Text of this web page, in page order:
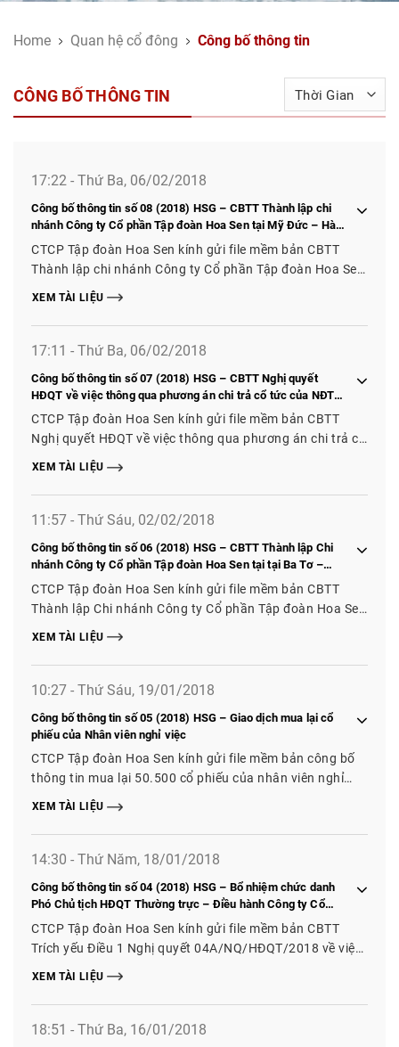
Home Quan hệ cổ đông Công bố thông tin
CÔNG BỐ THÔNG TIN
17:22 - Thứ Ba, 06/02/2018
Công bố thông tin số 08 (2018) HSG – CBTT Thành lập chi
nhánh Công ty Cổ phần Tập đoàn Hoa Sen tại Mỹ Đức – Hà
Nội, Sơn Tây – Hà Nội, Quốc Oai – Hà Nội
CTCP Tập đoàn Hoa Sen kính gửi file mềm bản CBTT
Thành lập chi nhánh Công ty Cổ phần Tập đoàn Hoa Sen
tại Mỹ Đức – Hà Nội, Sơn Tây – Hà Nội, Quốc Oai – Hà
XEM TÀI LIỆU
17:11 - Thứ Ba, 06/02/2018
Công bố thông tin số 07 (2018) HSG – CBTT Nghị quyết
HĐQT về việc thông qua phương án chi trả cổ tức của NĐTC
2016 – 2017
CTCP Tập đoàn Hoa Sen kính gửi file mềm bản CBTT
Nghị quyết HĐQT về việc thông qua phương án chi trả cổ
tức của NĐTC 2016 – 2017
XEM TÀI LIỆU
11:57 - Thứ Sáu, 02/02/2018
Công bố thông tin số 06 (2018) HSG – CBTT Thành lập Chi
nhánh Công ty Cổ phần Tập đoàn Hoa Sen tại tại Ba Tơ –
Quảng Ngãi, Tuyên Hóa – Quảng Bình, Hòa Thắng – Đắk Lắk,
Chi nhánh số 2 Công ty Cổ phần Tập đoàn Hoa Sen tại Cư
M’gar – Đắk Lắk
CTCP Tập đoàn Hoa Sen kính gửi file mềm bản CBTT
Thành lập Chi nhánh Công ty Cổ phần Tập đoàn Hoa Sen
tại tại Ba Tơ – Quảng Ngãi, Tuyên Hóa – Quảng Bình,
Hòa Thắng – Đắk Lắk, Chi nhánh số 2 Công ty Cổ phần
Tập đoàn Hoa Sen tại Cư M’gar – Đắk Lắk
XEM TÀI LIỆU
10:27 - Thứ Sáu, 19/01/2018
Công bố thông tin số 05 (2018) HSG – Giao dịch mua lại cổ
phiếu của Nhân viên nghỉ việc
CTCP Tập đoàn Hoa Sen kính gửi file mềm bản công bố
thông tin mua lại 50.500 cổ phiếu của nhân viên nghỉ
việc để làm cổ phiếu quỹ
XEM TÀI LIỆU
14:30 - Thứ Năm, 18/01/2018
Công bố thông tin số 04 (2018) HSG – Bổ nhiệm chức danh
Phó Chủ tịch HĐQT Thường trực – Điều hành Công ty Cổ
phần Tập đoàn Hoa Sen.
CTCP Tập đoàn Hoa Sen kính gửi file mềm bản CBTT
Trích yếu Điều 1 Nghị quyết 04A/NQ/HĐQT/2018 về việc
Bổ nhiệm chức danh Phó Chủ tịch HĐQT Thường trực –
Điều hành Công ty Cổ phần Tập đoàn Hoa Sen
XEM TÀI LIỆU
18:51 - Thứ Ba, 16/01/2018